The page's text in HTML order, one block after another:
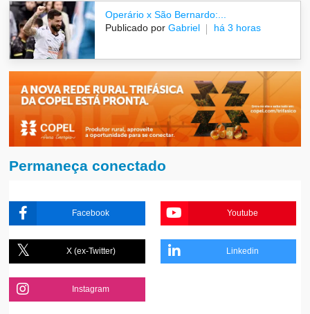
Operário x São Bernardo:...
Publicado por Gabriel há 3 horas
Permaneça conectado
Facebook Youtube
X (ex-Twitter) Linkedin
Instagram